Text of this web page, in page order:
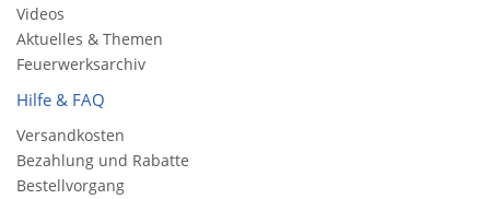
Videos
Aktuelles & Themen
Feuerwerksarchiv
Hilfe & FAQ
Versandkosten
Bezahlung und Rabatte
Bestellvorgang